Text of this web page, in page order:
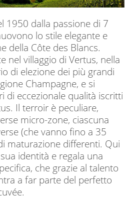
1950 dalla passione di 7
lo stile elegante e
della Côte des Blancs.
nel villaggio di Vertus, nella
di elezione dei più grandi
Champagne, e si
di eccezionale qualità iscritti
Il terroir è peculiare,
micro-zone, ciascuna
(che vanno fino a 35
maturazione differenti. Qui
identità e regala una
che grazie al talento
a far parte del perfetto